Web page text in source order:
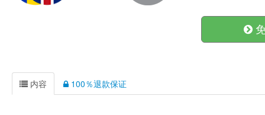
内容 100％退款保证